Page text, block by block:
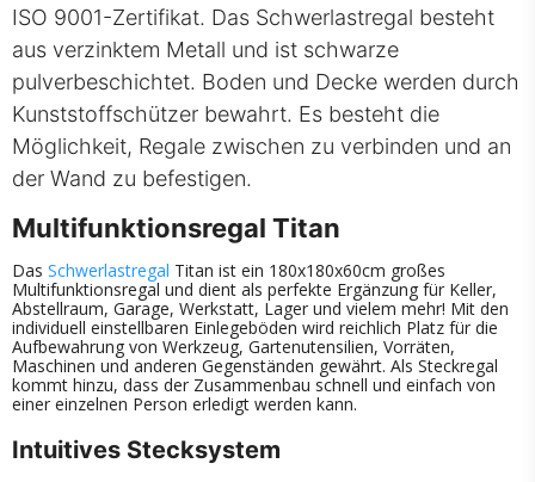
ISO 9001-Zertifikat. Das Schwerlastregal besteht
aus verzinktem Metall und ist schwarze
pulverbeschichtet. Boden und Decke werden durch
Kunststoffschützer bewahrt. Es besteht die
Möglichkeit, Regale zwischen zu verbinden und an
der Wand zu befestigen.
Multifunktionsregal Titan
Das Schwerlastregal Titan ist ein 180x180x60cm großes
Multifunktionsregal und dient als perfekte Ergänzung für Keller,
Abstellraum, Garage, Werkstatt, Lager und vielem mehr! Mit den
individuell einstellbaren Einlegeböden wird reichlich Platz für die
Aufbewahrung von Werkzeug, Gartenutensilien, Vorräten,
Maschinen und anderen Gegenständen gewährt. Als Steckregal
kommt hinzu, dass der Zusammenbau schnell und einfach von
einer einzelnen Person erledigt werden kann.
Intuitives Stecksystem